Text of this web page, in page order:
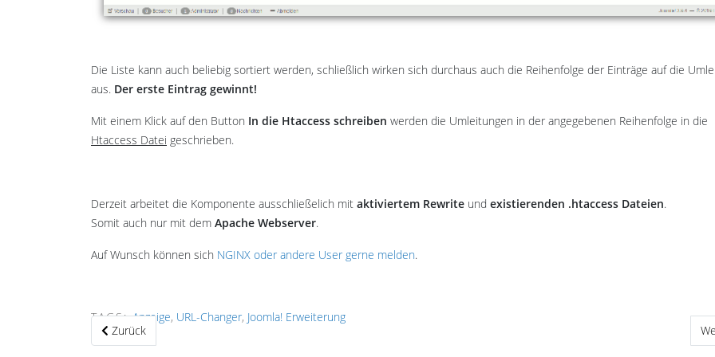
Die Liste kann auch beliebig sortiert werden, schließlich wirken sich durchaus auch die Reihenfolge der Einträge auf die
aus. Der erste Eintrag gewinnt!
Mit einem Klick auf den Button In die Htaccess schreiben werden die Umleitungen in der angegebenen Reihenfolge in die
Htaccess Datei geschrieben.
Derzeit arbeitet die Komponente ausschließelich mit aktiviertem Rewrite und existierenden .htaccess Dateien.
Somit auch nur mit dem Apache Webserver.
Auf Wunsch können sich NGINX oder andere User gerne melden.
TAGS:Anzeige, URL-Changer, Joomla! Erweiterung
Vorheriger Beitrag: Digistore Connect v3.2.0 mit neuen Features
Zurück